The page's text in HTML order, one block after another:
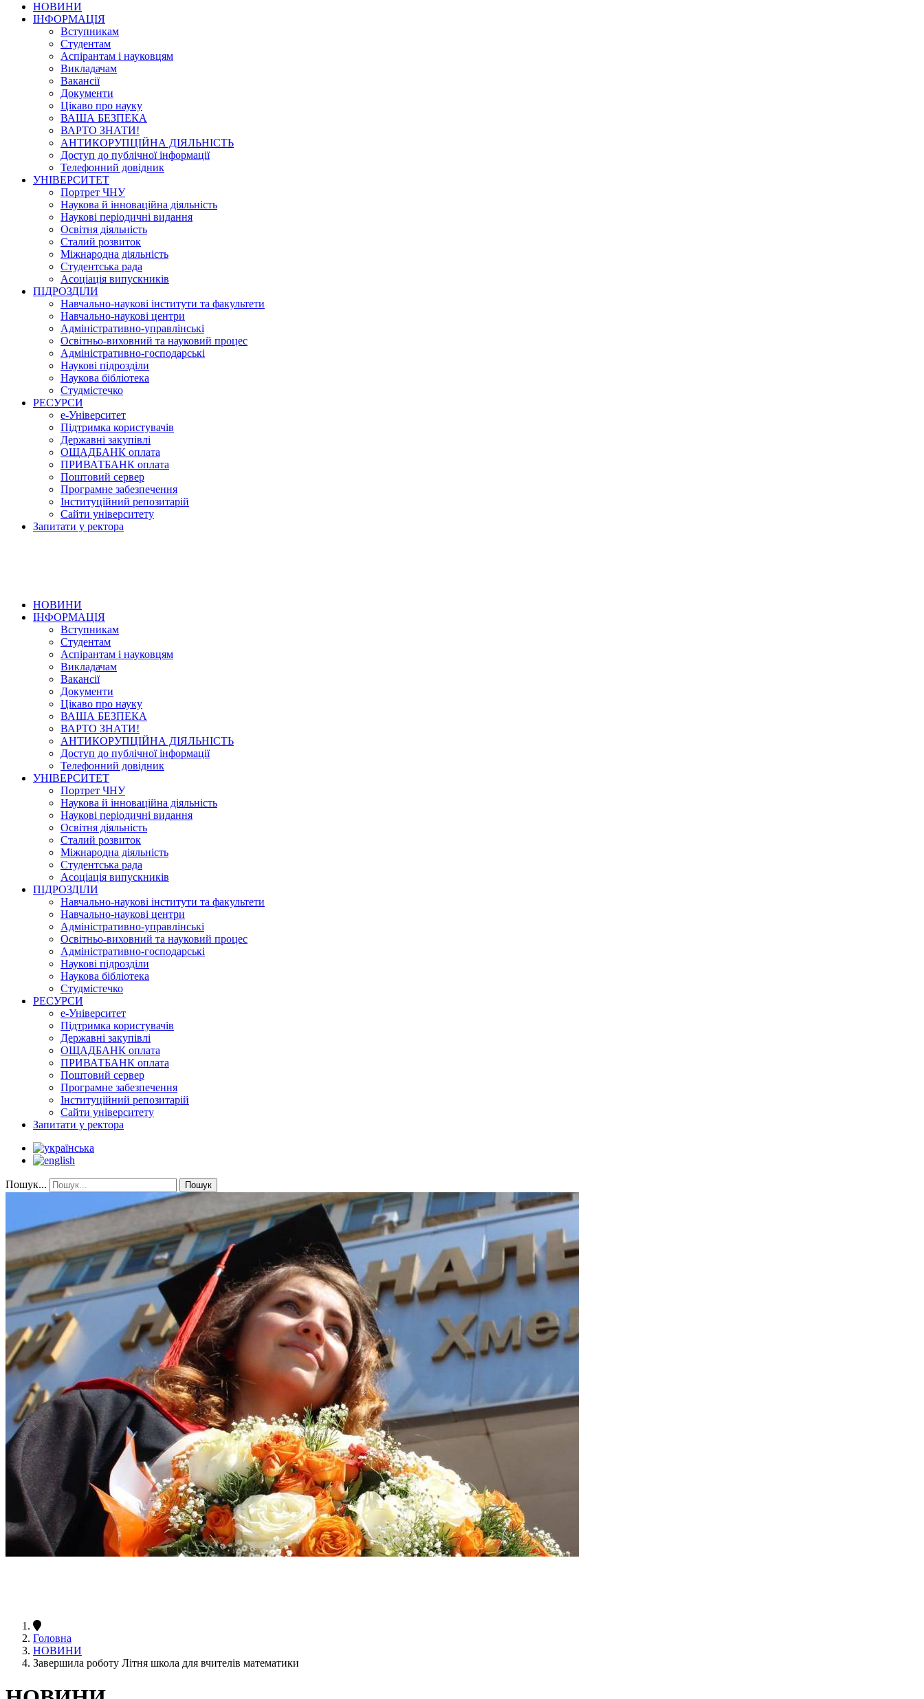
НОВИНИ
ІНФОРМАЦІЯ
Вступникам
Студентам
Аспірантам і науковцям
Викладачам
Вакансії
Документи
Цікаво про науку
ВАША БЕЗПЕКА
ВАРТО ЗНАТИ!
АНТИКОРУПЦІЙНА ДІЯЛЬНІСТЬ
Доступ до публічної інформації
Телефонний довідник
УНІВЕРСИТЕТ
Портрет ЧНУ
Наукова й інноваційна діяльність
Наукові періодичні видання
Освітня діяльність
Сталий розвиток
Міжнародна діяльність
Студентська рада
Асоціація випускників
ПІДРОЗДІЛИ
Навчально-наукові інститути та факультети
Навчально-наукові центри
Адміністративно-управлінські
Освітньо-виховний та науковий процес
Адміністративно-господарські
Наукові підрозділи
Наукова бібліотека
Студмістечко
РЕСУРСИ
е-Університет
Підтримка користувачів
Державні закупівлі
ОЩАДБАНК оплата
ПРИВАТБАНК оплата
Поштовий сервер
Програмне забезпечення
Інституційний репозитарій
Сайти університету
Запитати у ректора
НОВИНИ
ІНФОРМАЦІЯ
Вступникам
Студентам
Аспірантам і науковцям
Викладачам
Вакансії
Документи
Цікаво про науку
ВАША БЕЗПЕКА
ВАРТО ЗНАТИ!
АНТИКОРУПЦІЙНА ДІЯЛЬНІСТЬ
Доступ до публічної інформації
Телефонний довідник
УНІВЕРСИТЕТ
Портрет ЧНУ
Наукова й інноваційна діяльність
Наукові періодичні видання
Освітня діяльність
Сталий розвиток
Міжнародна діяльність
Студентська рада
Асоціація випускників
ПІДРОЗДІЛИ
Навчально-наукові інститути та факультети
Навчально-наукові центри
Адміністративно-управлінські
Освітньо-виховний та науковий процес
Адміністративно-господарські
Наукові підрозділи
Наукова бібліотека
Студмістечко
РЕСУРСИ
е-Університет
Підтримка користувачів
Державні закупівлі
ОЩАДБАНК оплата
ПРИВАТБАНК оплата
Поштовий сервер
Програмне забезпечення
Інституційний репозитарій
Сайти університету
Запитати у ректора
Пошук... Пошук
Головна
НОВИНИ
Завершила роботу Літня школа для вчителів математики